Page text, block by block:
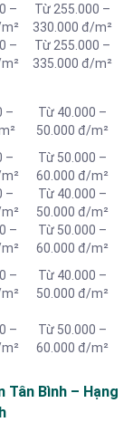
–
Từ 255.000 –
330.000 đ/m²
–
Từ 255.000 –
335.000 đ/m²
–
Từ 40.000 –
50.000 đ/m²
–
Từ 50.000 –
60.000 đ/m²
–
Từ 40.000 –
50.000 đ/m²
–
Từ 50.000 –
60.000 đ/m²
–
Từ 40.000 –
50.000 đ/m²
–
Từ 50.000 –
60.000 đ/m²
Tân Bình – Hạng